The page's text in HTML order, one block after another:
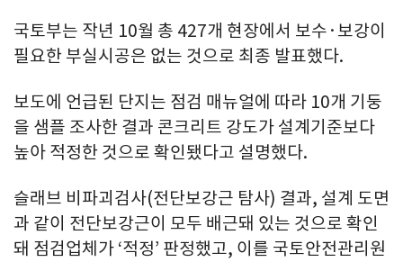
국토부는 작년 10월 총 427개 현장에서 보수·보강이
필요한 부실시공은 없는 것으로 최종 발표했다.
보도에 언급된 단지는 점검 매뉴얼에 따라 10개 기둥
을 샘플 조사한 결과 콘크리트 강도가 설계기준보다
높아 적정한 것으로 확인됐다고 설명했다.
슬래브 비파괴검사(전단보강근 탐사) 결과, 설계 도면
과 같이 전단보강근이 모두 배근돼 있는 것으로 확인
돼 점검업체가 ‘적정’ 판정했고, 이를 국토안전관리원